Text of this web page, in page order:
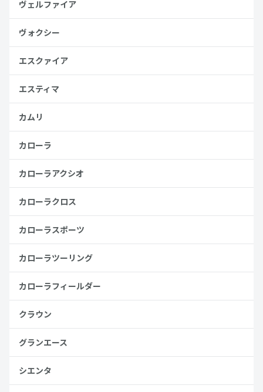
ヴェルファイア
ヴォクシー
エスクァイア
エスティマ
カムリ
カローラ
カローラアクシオ
カローラクロス
カローラスポーツ
カローラツーリング
カローラフィールダー
クラウン
グランエース
シエンタ